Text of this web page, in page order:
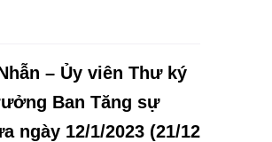
– Ủy viên Thư ký
Ban Tăng sự
ngày 12/1/2023 (21/12
2570
VII,